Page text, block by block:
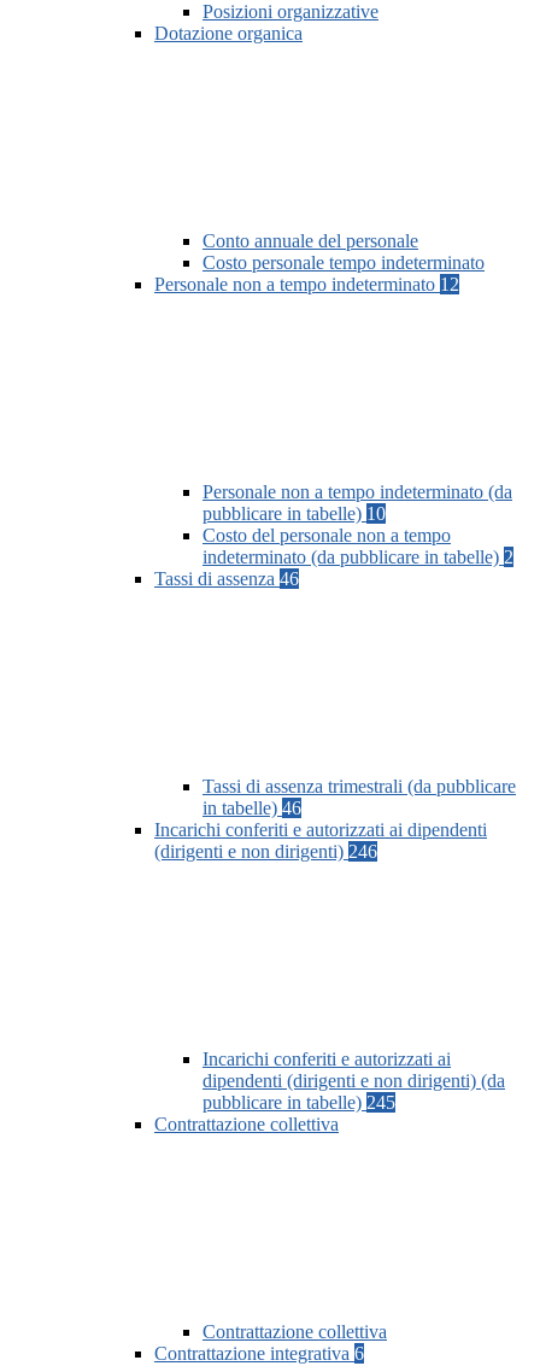
Posizioni organizzative
Dotazione organica
Conto annuale del personale
Costo personale tempo indeterminato
Personale non a tempo indeterminato 12
Personale non a tempo indeterminato (da
pubblicare in tabelle) 10
Costo del personale non a tempo
indeterminato (da pubblicare in tabelle) 2
Tassi di assenza 46
Tassi di assenza trimestrali (da pubblicare
in tabelle) 46
Incarichi conferiti e autorizzati ai dipendenti
(dirigenti e non dirigenti) 246
Incarichi conferiti e autorizzati ai
dipendenti (dirigenti e non dirigenti) (da
pubblicare in tabelle) 245
Contrattazione collettiva
Contrattazione collettiva
Contrattazione integrativa 6